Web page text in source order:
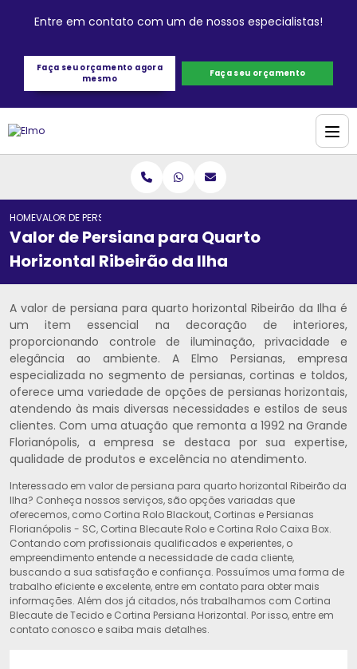
Entre em contato com um de nossos especialistas!
Faça seu orçamento agora
mesmo
Faça seu orçamento
HOMEVALOR DE PERSIANA PARA QUARTO HORIZONTAL RIBEIRÃO DA ILHA
Valor de Persiana para Quarto
Horizontal Ribeirão da Ilha
A valor de persiana para quarto horizontal Ribeirão da Ilha é
um item essencial na decoração de interiores,
proporcionando controle de iluminação, privacidade e
elegância ao ambiente. A Elmo Persianas, empresa
especializada no segmento de persianas, cortinas e toldos,
oferece uma variedade de opções de persianas horizontais,
atendendo às mais diversas necessidades e estilos de seus
clientes. Com uma atuação que remonta a 1992 na Grande
Florianópolis, a empresa se destaca por sua expertise,
qualidade de produtos e excelência no atendimento.
Interessado em valor de persiana para quarto horizontal Ribeirão da
Ilha? Conheça nossos serviços, são opções variadas que
oferecemos, como Cortina Rolo Blackout, Cortinas e Persianas
Florianópolis - SC, Cortina Blecaute Rolo e Cortina Rolo Caixa Box.
Contando com profissionais qualificados e experientes, o
empreendimento entende a necessidade de cada cliente,
buscando a sua satisfação e confiança. Possuímos uma forma de
trabalho eficiente e excelente, entre em contato para obter mais
informações. Além dos já citados, nós trabalhamos com Cortina
Blecaute de Tecido e Cortina Persiana Horizontal. Por isso, entre em
contato conosco e saiba mais detalhes.